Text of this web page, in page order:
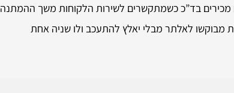
בד”כ כשמתקשרים לשירות הלקוחות משך ההמתנה
מבוקשו לאלתר מבלי יאלץ להתעכב ולו שניה אחת